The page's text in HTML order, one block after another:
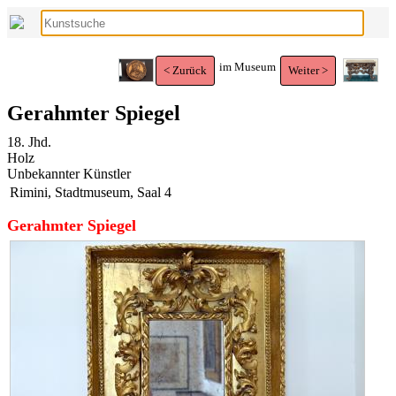
< Zurück im Museum Weiter >
Gerahmter Spiegel
18. Jhd.
Holz
Unbekannter Künstler
Rimini, Stadtmuseum, Saal 4
Gerahmter Spiegel